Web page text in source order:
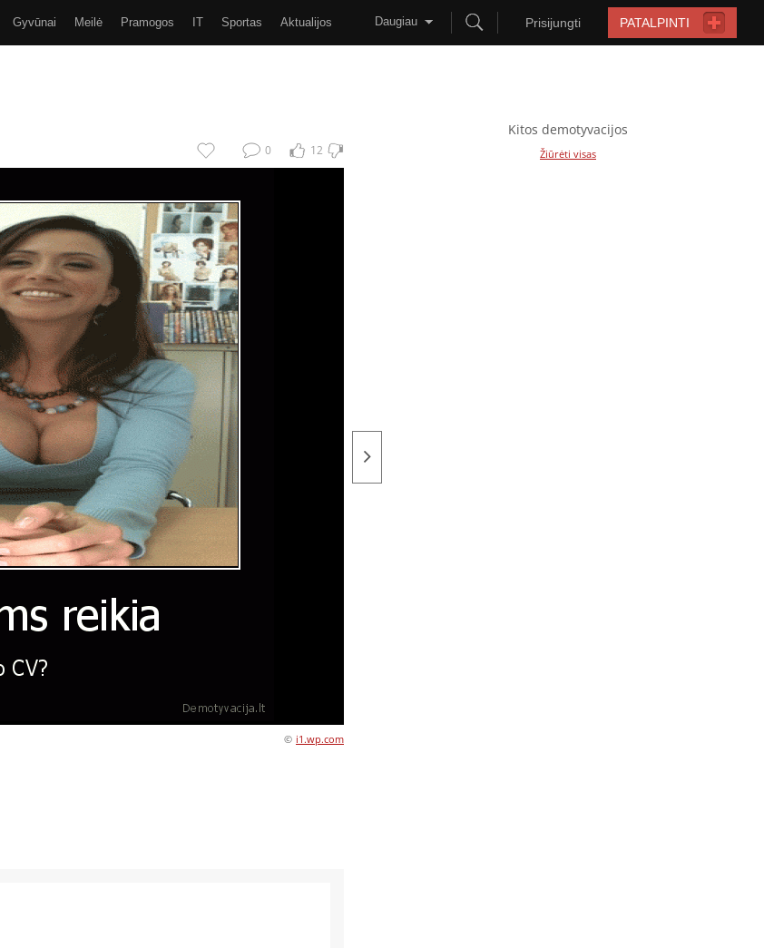
Gyvūnai Meilė Pramogos IT Sportas Aktualijos PATALPINTI
Prisijungti
Daugiau
12
0
© i1.wp.com
Kitos demotyvacijos
Žiūrėti visas